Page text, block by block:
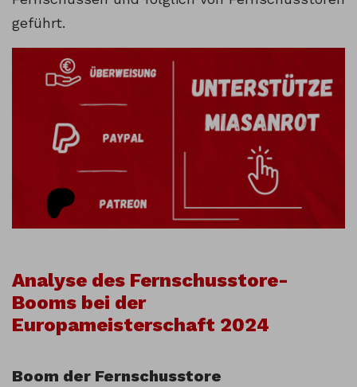
geführt.
Analyse des Fernschusstore-
Booms bei der
Europameisterschaft 2024
Boom der Fernschusstore